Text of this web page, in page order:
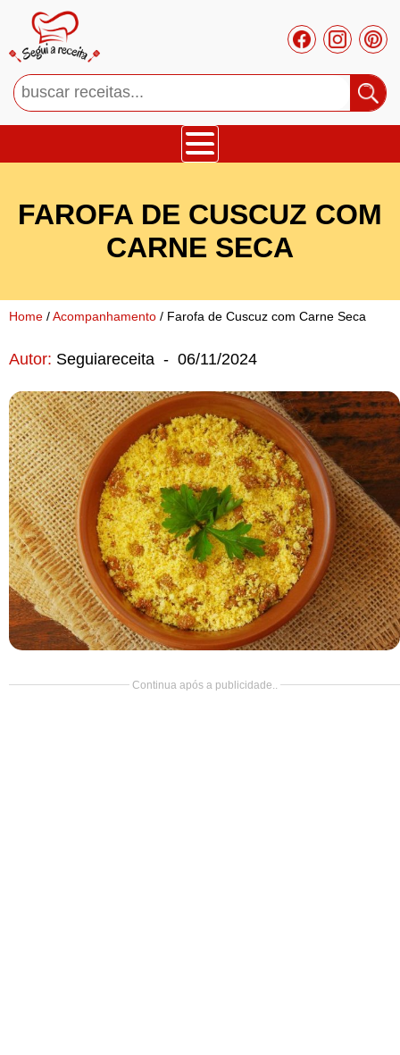
Cupcakes
Salgado
Doce
Pão
Salada
Almoço
Cocada
FAROFA DE CUSCUZ COM
CARNE SECA
Home /Acompanhamento / Farofa de Cuscuz com Carne Seca
Autor: Seguiareceita - 06/11/2024
Continua após a publicidade..